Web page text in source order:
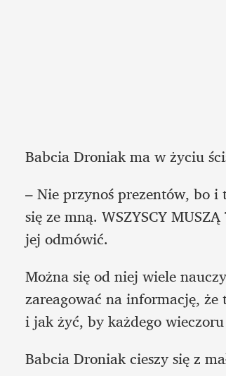
Babcia Droniak ma w życiu
– Nie przynoś prezentów, bo
się ze mną. WSZYSCY
jej odmówić.
Można się od niej wiele
zareagować na informację,
i jak żyć, by każdego
Babcia Droniak cieszy się z